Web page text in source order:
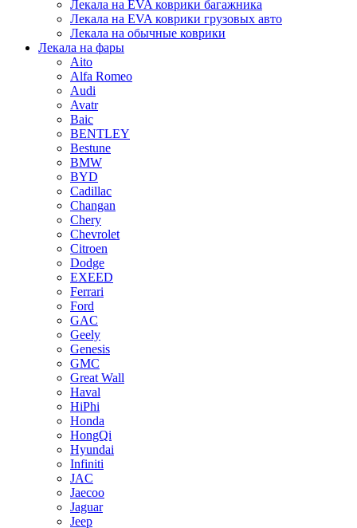
Лекала на EVA коврики багажника
Лекала на EVA коврики грузовых авто
Лекала на обычные коврики
Лекала на фары
Aito
Alfa Romeo
Audi
Avatr
Baic
BENTLEY
Bestune
BMW
BYD
Cadillac
Changan
Chery
Chevrolet
Citroen
Dodge
EXEED
Ferrari
Ford
GAC
Geely
Genesis
GMC
Great Wall
Haval
HiPhi
Honda
HongQi
Hyundai
Infiniti
JAC
Jaecoo
Jaguar
Jeep